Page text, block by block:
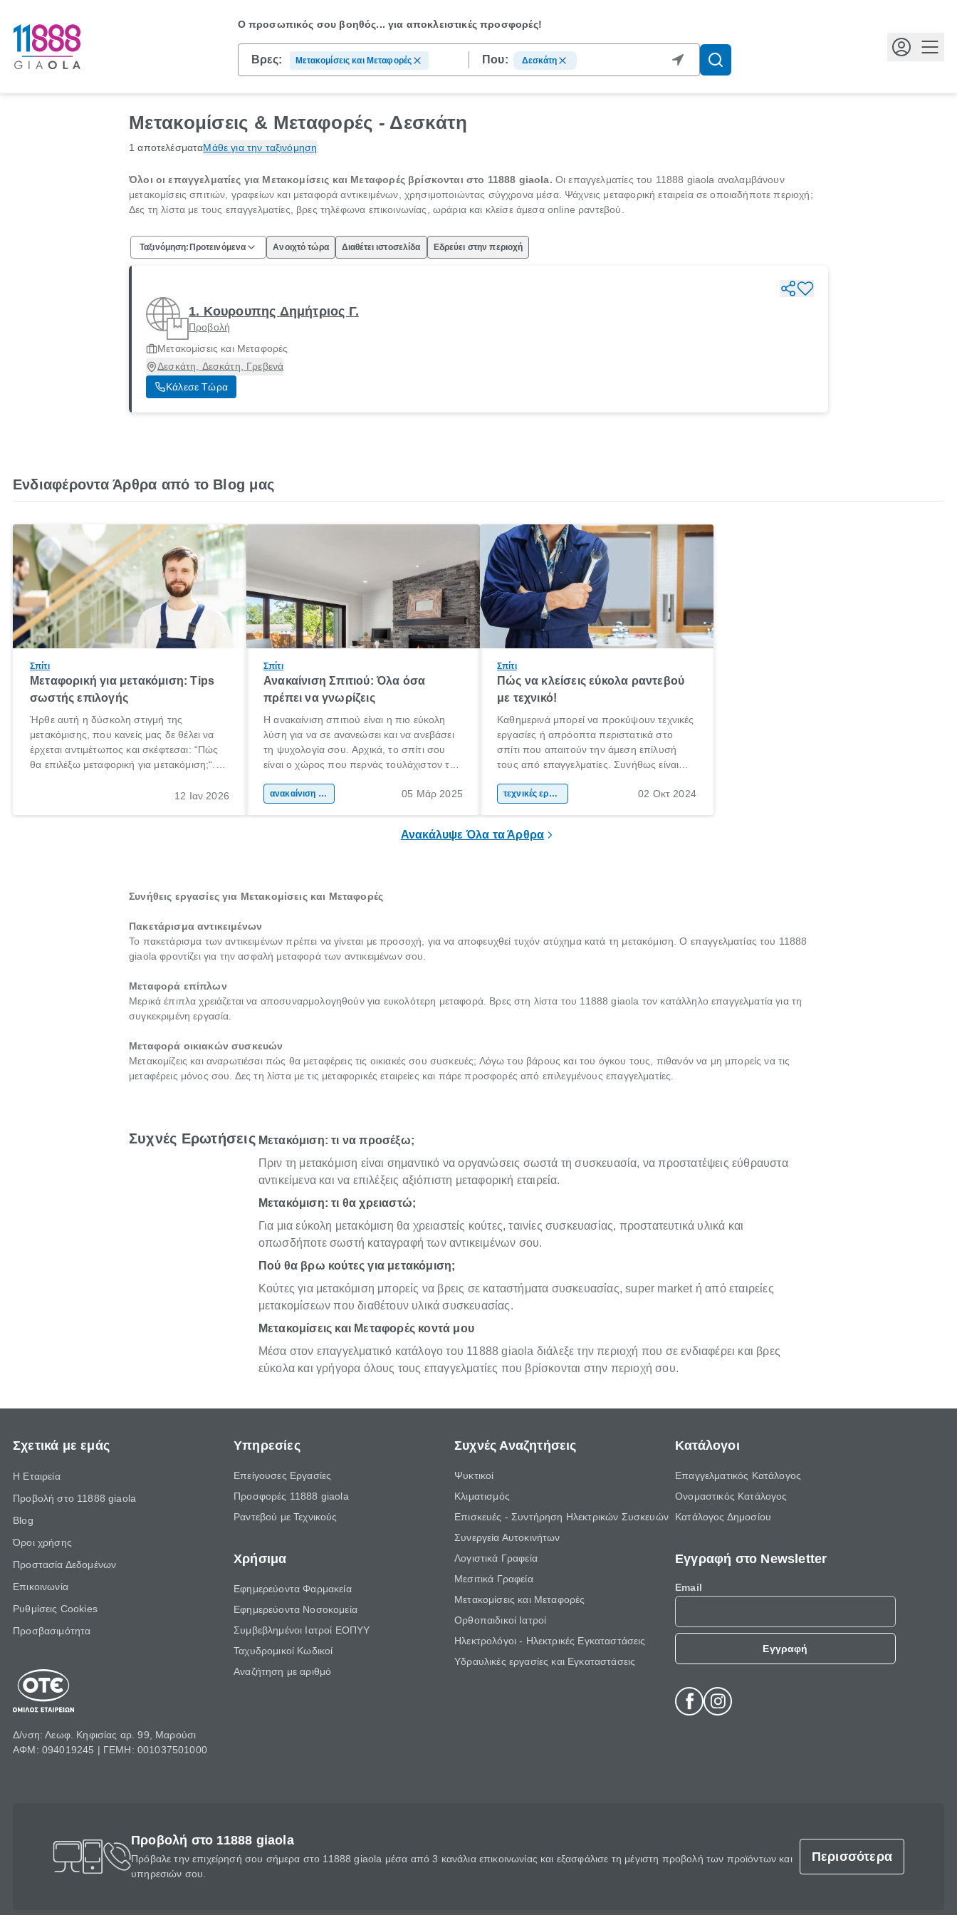
Ο προσωπικός σου βοηθός...για αποκλειστικές προσφορές!
Βρες: Μετακομίσεις και Μεταφορές Που: Δεσκάτη
Μετακομίσεις & Μεταφορές - Δεσκάτη
1 αποτελέσματαΜάθε για την ταξινόμηση
Όλοι οι επαγγελματίες για Μετακομίσεις και Μεταφορές βρίσκονται στο 11888 giaola. Οι επαγγελματίες του 11888 giaola αναλαμβάνουν
μετακομίσεις σπιτιών, γραφείων και μεταφορά αντικειμένων, χρησιμοποιώντας σύγχρονα μέσα. Ψάχνεις μεταφορική εταιρεία σε οποιαδήποτε περιοχή;
Δες τη λίστα με τους επαγγελματίες, βρες τηλέφωνα επικοινωνίας, ωράρια και κλείσε άμεσα online ραντεβού.
Ταξινόμηση: Προτεινόμενα Ανοιχτό τώρα Διαθέτει ιστοσελίδα Εδρεύει στην περιοχή
1. Κουρουπης Δημήτριος Γ.
Προβολή
Μετακομίσεις και Μεταφορές
Δεσκάτη, Δεσκάτη, Γρεβενά
Κάλεσε Τώρα
Ενδιαφέροντα Άρθρα από το Blog μας
Σπίτι
Μεταφορική για μετακόμιση: Tips
σωστής επιλογής
Ήρθε αυτή η δύσκολη στιγμή της
μετακόμισης, που κανείς μας δε θέλει να
έρχεται αντιμέτωπος και σκέφτεσαι: “Πώς
θα επιλέξω μεταφορική για μετακόμιση;“.
ξεκινάς τις απαραίτητες ετοιμασίες,12 Ιαν 2026
Σπίτι
Ανακαίνιση Σπιτιού: Όλα όσα
πρέπει να γνωρίζεις
Η ανακαίνιση σπιτιού είναι η πιο εύκολη
λύση για να σε ανανεώσει και να ανεβάσει
τη ψυχολογία σου. Αρχικά, το σπίτι σου
είναι ο χώρος που περνάς τουλάχιστον το
Επομένως, θα πρέπει να είναι ένας χώρος
ανακαίνιση σπιτιού 05 Μάρ 2025
Σπίτι
Πώς να κλείσεις εύκολα ραντεβού
με τεχνικό!
Καθημερινά μπορεί να προκύψουν τεχνικές
εργασίες ή απρόοπτα περιστατικά στο
σπίτι που απαιτούν την άμεση επίλυσή
τους από επαγγελματίες. Συνήθως είναι
να τις επιδιορθώσεις μόνος σου, τις
έναν πιστοποιημένο τεχνικό.
τεχνικές εργασίες 02 Οκτ 2024
Ανακάλυψε Όλα τα Άρθρα
Συνήθεις εργασίες για Μετακομίσεις και Μεταφορές
Πακετάρισμα αντικειμένων
Το πακετάρισμα των αντικειμένων πρέπει να γίνεται με προσοχή, για να αποφευχθεί τυχόν ατύχημα κατά τη μετακόμιση. Ο επαγγελματίας του 11888
giaola φροντίζει για την ασφαλή μεταφορά των αντικειμένων σου.
Μεταφορά επίπλων
Μερικά έπιπλα χρειάζεται να αποσυναρμολογηθούν για ευκολότερη μεταφορά. Βρες στη λίστα του 11888 giaola τον κατάλληλο επαγγελματία για τη
συγκεκριμένη εργασία.
Μεταφορά οικιακών συσκευών
Μετακομίζεις και αναρωτιέσαι πώς θα μεταφέρεις τις οικιακές σου συσκευές; Λόγω του βάρους και του όγκου τους, πιθανόν να μη μπορείς να τις
μεταφέρεις μόνος σου. Δες τη λίστα με τις μεταφορικές εταιρείες και πάρε προσφορές από επιλεγμένους επαγγελματίες.
Συχνές Ερωτήσεις Μετακόμιση: τι να προσέξω;
Πριν τη μετακόμιση είναι σημαντικό να οργανώσεις σωστά τη συσκευασία, να προστατέψεις εύθραυστα
αντικείμενα και να επιλέξεις αξιόπιστη μεταφορική εταιρεία.
Μετακόμιση: τι θα χρειαστώ;
Για μια εύκολη μετακόμιση θα χρειαστείς κούτες, ταινίες συσκευασίας, προστατευτικά υλικά και
οπωσδήποτε σωστή καταγραφή των αντικειμένων σου.
Πού θα βρω κούτες για μετακόμιση;
Κούτες για μετακόμιση μπορείς να βρεις σε καταστήματα συσκευασίας, super market ή από εταιρείες
μετακομίσεων που διαθέτουν υλικά συσκευασίας.
Μετακομίσεις και Μεταφορές κοντά μου
Μέσα στον επαγγελματικό κατάλογο του 11888 giaola διάλεξε την περιοχή που σε ενδιαφέρει και βρες
εύκολα και γρήγορα όλους τους επαγγελματίες που βρίσκονται στην περιοχή σου.
Σχετικά με εμάς
Η Εταιρεία
Προβολή στο 11888 giaola
Blog
Όροι χρήσης
Προστασία Δεδομένων
Επικοινωνία
Ρυθμίσεις Cookies
Προσβασιμότητα
Δ/νση: Λεωφ. Κηφισίας αρ. 99, Μαρούσι
ΑΦΜ: 094019245 | ΓΕΜΗ: 001037501000
Υπηρεσίες
Επείγουσες Εργασίες
Προσφορές 11888 giaola
Ραντεβού με Τεχνικούς
Χρήσιμα
Εφημερεύοντα Φαρμακεία
Εφημερεύοντα Νοσοκομεία
Συμβεβλημένοι Ιατροί ΕΟΠΥΥ
Ταχυδρομικοί Κωδικοί
Αναζήτηση με αριθμό
Συχνές Αναζητήσεις
Ψυκτικοί
Κλιματισμός
Επισκευές - Συντήρηση Ηλεκτρικών Συσκευών
Συνεργεία Αυτοκινήτων
Λογιστικά Γραφεία
Μεσιτικά Γραφεία
Μετακομίσεις και Μεταφορές
Ορθοπαιδικοί Ιατροί
Ηλεκτρολόγοι - Ηλεκτρικές Εγκαταστάσεις
Υδραυλικές εργασίες και Εγκαταστάσεις
Κατάλογοι
Επαγγελματικός Κατάλογος
Ονομαστικός Κατάλογος
Κατάλογος Δημοσίου
Εγγραφή στο Newsletter
Email
Εγγραφή
Προβολή στο 11888 giaola
Πρόβαλε την επιχείρησή σου σήμερα στο 11888 giaola μέσα από 3 κανάλια επικοινωνίας και εξασφάλισε τη μέγιστη προβολή των προϊόντων και
υπηρεσιών σου.
Περισσότερα